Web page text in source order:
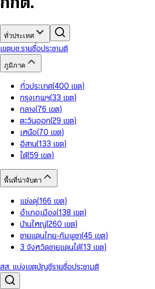
9 9
ทั่วประเทศ
เขตบช.รายชื่อประชามติ
ภูมิภาค
ทั่วประเทศ(400 เขต)
กรุงเทพฯ(33 เขต)
กลาง(76 เขต)
ตะวันออก(29 เขต)
เหนือ(70 เขต)
อีสาน(133 เขต)
ใต้(59 เขต)
พื้นที่น่าจับตา
แข่งดุ(166 เขต)
อำเภอเมือง(138 เขต)
บ้านใหญ่(260 เขต)
ชายแดนไทย-กัมพูชา(45 เขต)
3 จังหวัดชายแดนใต้(13 เขต)
สส. แบ่งเขตบัญชีรายชื่อประชามติ